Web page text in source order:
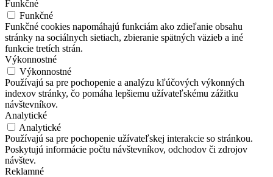
Funkčné
Funkčné
Funkčné cookies napomáhajú funkciám ako zdieľanie obsahu
stránky na sociálnych sietiach, zbieranie spätných väzieb a iné
funkcie tretích strán.
Výkonnostné
Výkonnostné
Používajú sa pre pochopenie a analýzu kľúčových výkonných
indexov stránky, čo pomáha lepšiemu užívateľskému zážitku
návštevníkov.
Analytické
Analytické
Používajú sa pre pochopenie užívateľskej interakcie so stránkou.
Poskytujú informácie počtu návštevníkov, odchodov či zdrojov
návštev.
Reklamné